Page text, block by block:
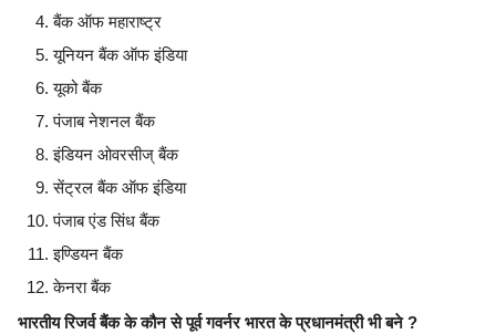
बैंक ऑफ महाराष्ट्र
यूनियन बैंक ऑफ इंडिया
यूको बैंक
पंजाब नेशनल बैंक
इंडियन ओवरसीज् बैंक
सेंट्रल बैंक ऑफ इंडिया
पंजाब एंड सिंध बैंक
इण्डियन बैंक
केनरा बैंक
भारतीय रिजर्व बैंक के कौन से पूर्व गवर्नर भारत के प्रधानमंत्री भी बने ?